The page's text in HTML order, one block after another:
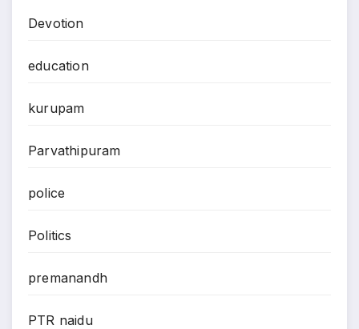
Devotion
education
kurupam
Parvathipuram
police
Politics
premanandh
PTR naidu